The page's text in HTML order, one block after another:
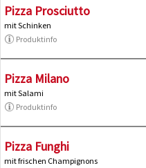
Pizza Prosciutto
mit Schinken
Produktinfo
Pizza Milano
mit Salami
Produktinfo
Pizza Funghi
mit frischen Champignons